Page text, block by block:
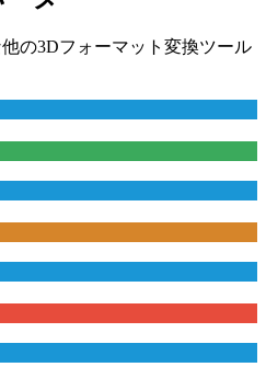
の3Dフォーマット変換ツール